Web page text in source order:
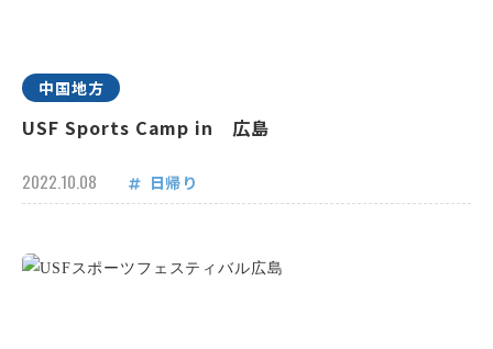
中国地方
USF Sports Camp in 広島
2022.10.08 日帰り